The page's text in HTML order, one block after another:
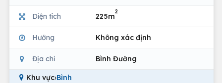
Diện tích 225m
2
Hướng Không xác định
Địa chỉ Bình Đường
Khu vực›Bình